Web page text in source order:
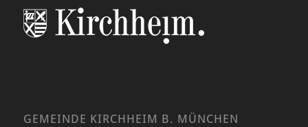
GEMEINDE KIRCHHEIM B. MÜNCHEN